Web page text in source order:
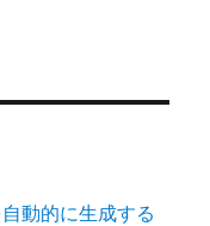
動的に生成する